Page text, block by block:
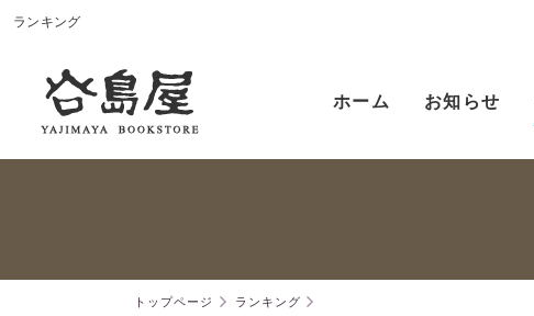
ランキング
ホーム お知らせ
トップページ ランキング